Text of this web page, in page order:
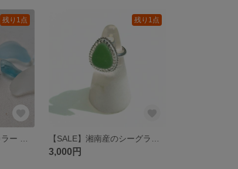
残り1点 残り1点
3,000円